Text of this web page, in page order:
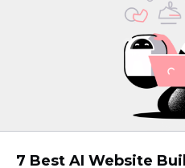
7 Best AI Website